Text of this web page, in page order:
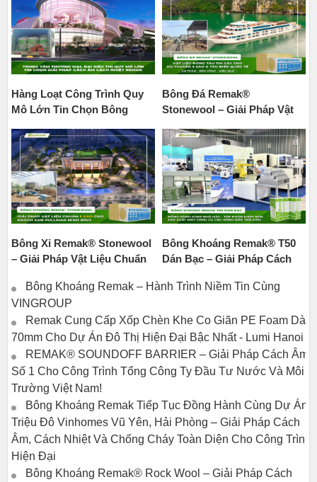
Hàng Loạt Công Trình Quy
Mô Lớn Tin Chọn Bông
Pháp Cách Âm, Cách Nhiệt
Cho Công Trình Hiện Đại
Bông Đá Remak®
Stonewool – Giải Pháp Vật
Ngành Đóng Tàu Biển Và Du
Thuyền Quốc Tế
Bông Xỉ Remak® Stonewool
– Giải Pháp Vật Liệu Chuẩn
Sao Pullman Ninh Bình
Bông Khoáng Remak® T50
Dán Bạc – Giải Pháp Cách
Số 1 Cho Nhà Máy Makino
Bông Khoáng Remak – Hành Trình Niềm Tin Cùng
VINGROUP
Remak Cung Cấp Xốp Chèn Khe Co Giãn PE Foam Dày
70mm Cho Dự Án Đô Thị Hiện Đại Bậc Nhất - Lumi Hanoi
REMAK® SOUNDOFF BARRIER – Giải Pháp Cách Âm
Số 1 Cho Công Trình Tổng Công Ty Đầu Tư Nước Và Môi
Trường Việt Nam!
Bông Khoáng Remak Tiếp Tục Đồng Hành Cùng Dự Án
Triệu Đô Vinhomes Vũ Yên, Hải Phòng – Giải Pháp Cách
Âm, Cách Nhiệt Và Chống Cháy Toàn Diện Cho Công Trình
Hiện Đại
Bông Khoáng Remak® Rock Wool – Giải Pháp Cách